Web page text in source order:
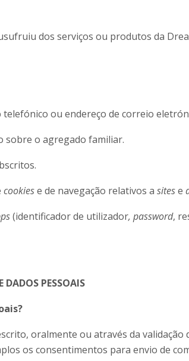
dos serviços ou produtos da
ou endereço de correio
sobre o agregado familiar.
cookiese de navegação relativos a sitese
(identificador de utilizador, password,
PESSOAIS
oralmente ou através da validação
os consentimentos para envio de